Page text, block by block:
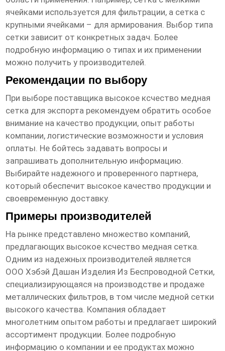
ячейками используется для фильтрации, а сетка с
крупными ячейками – для армирования. Выбор типа
сетки зависит от конкретных задач. Более
подробную информацию о типах и их применении
можно получить у производителей.
Рекомендации по выбору
При выборе поставщика высокое ксчество медная
сетка для экспорта рекомендуем обратить особое
внимание на качество продукции, опыт работы
компании, логистические возможности и условия
оплаты. Не бойтесь задавать вопросы и
запрашивать дополнительную информацию.
Выбирайте надежного и проверенного партнера,
который обеспечит высокое качество продукции и
своевременную доставку.
Примеры производителей
На рынке представлено множество компаний,
предлагающих высокое ксчество медная сетка.
Одним из надежных производителей является
ООО Хэбэй Дашан Изделия Из Беспроводной Сетки,
специализирующаяся на производстве и продаже
металлических фильтров, в том числе медной сетки
высокого качества. Компания обладает
многолетним опытом работы и предлагает широкий
ассортимент продукции. Более подробную
информацию о компании и ее продуктах можно